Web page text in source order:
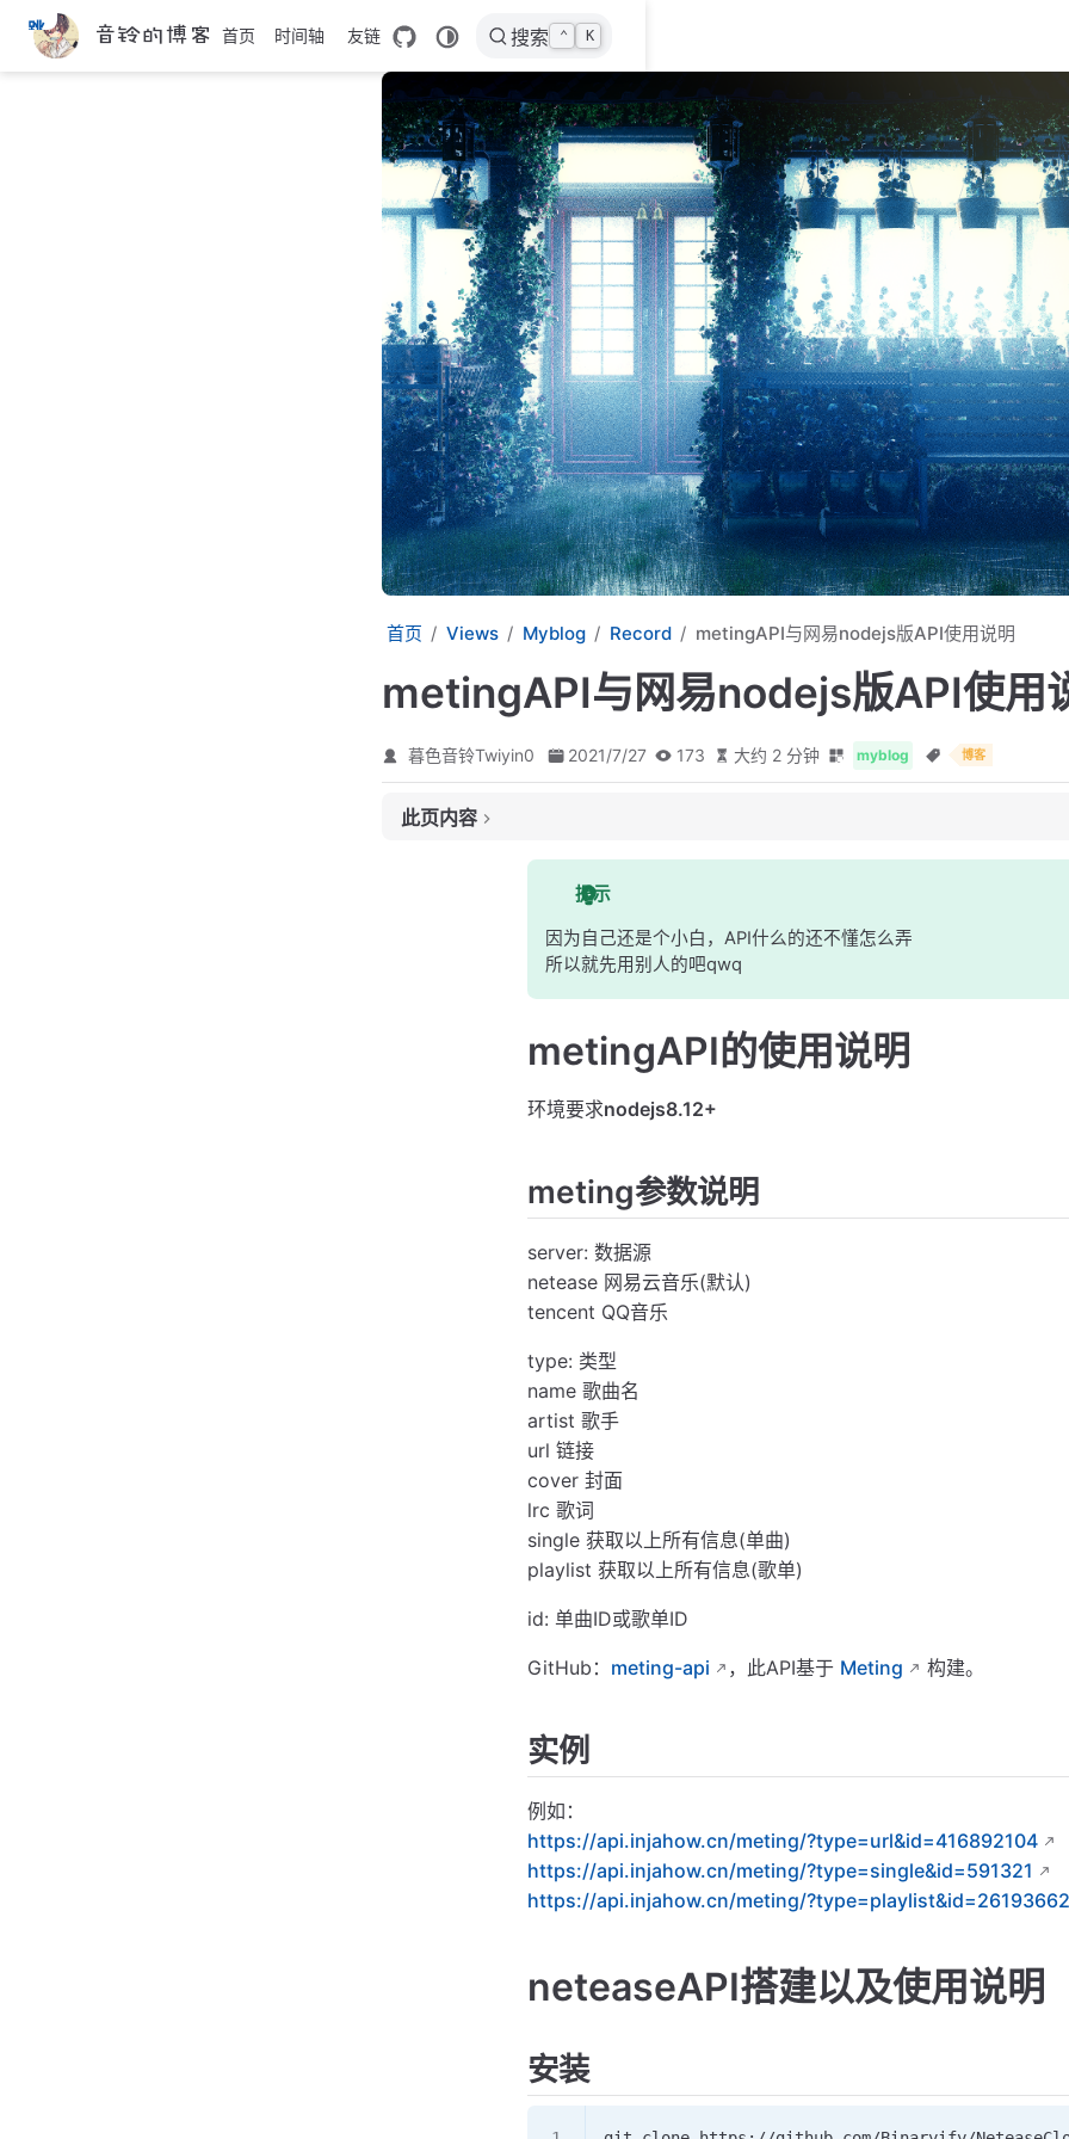
跳
至
主
音铃的博客 首页 时间轴 友链 搜索 ⌃ K
首页 Views Myblog Record metingAPI与网易nodejs版API使用说明
metingAPI与网易nodejs版API使用
暮色音铃Twiyin0 2021/7/27 173 大约 2 分钟 myblog 博客
此页内容
提示
因为自己还是个小白，API什么的还不懂怎么弄
所以就先用别人的吧qwq
metingAPI的使用说明
环境要求nodejs8.12+
meting参数说明
server: 数据源
netease 网易云音乐(默认)
tencent QQ音乐
type: 类型
name 歌曲名
artist 歌手
url 链接
cover 封面
lrc 歌词
single 获取以上所有信息(单曲)
playlist 获取以上所有信息(歌单)
id: 单曲ID或歌单ID
GitHub： meting-api ，此API基于 Meting 构建。
实例
例如：
https://api.injahow.cn/meting/?type=url&id=416892104
https://api.injahow.cn/meting/?type=single&id=591321
https://api.injahow.cn/meting/
neteaseAPI搭建以及使用说明
安装